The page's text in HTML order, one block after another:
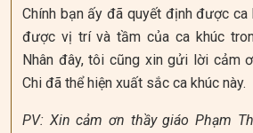
Chính bạn ấy đã quyết định được ca
được vị trí và tầm của ca khúc
Nhân đây, tôi cũng xin gửi lời cảm
Chi đã thể hiện xuất sắc ca khúc này.
PV: Xin cảm ơn thầy giáo Phạm